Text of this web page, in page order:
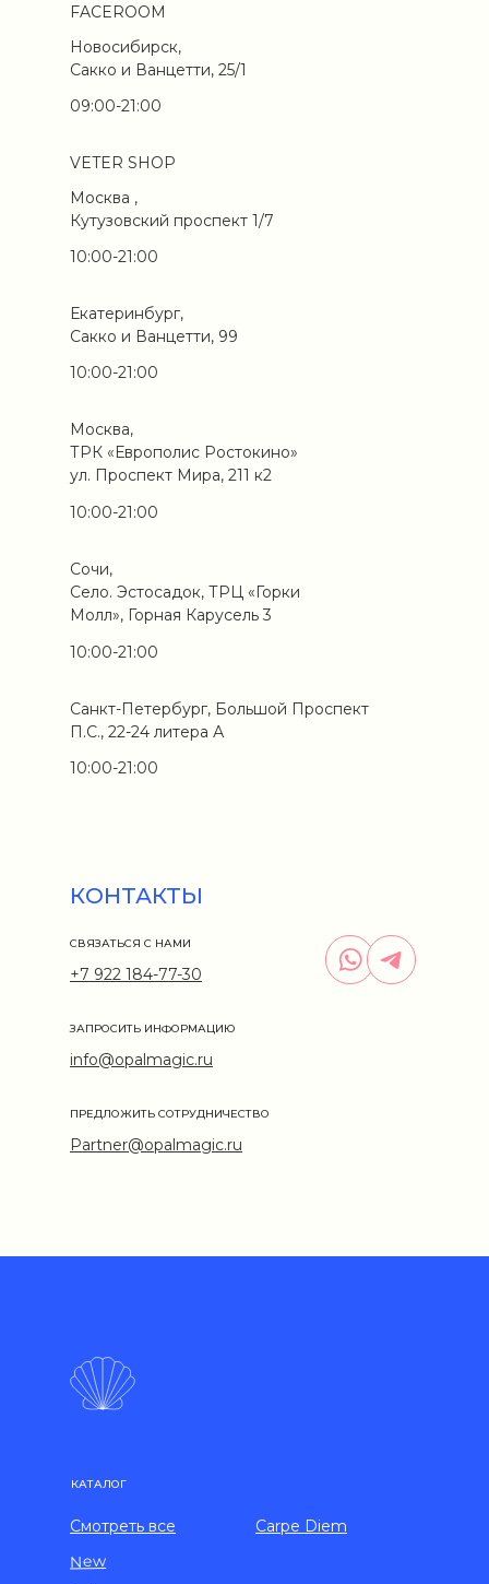
10:00-21:00
Санкт-Петербург, Большой Проспект
П.С., 22-24 литера А
10:00-21:00
Сочи,
Село. Эстосадок, ТРЦ «Горки
Молл», Горная Карусель 3
10:00-21:00
Москва,
ТРК «Европолис Ростокино»
ул. Проспект Мира, 211 к2
10:00-21:00
Екатеринбург,
Сакко и Ванцетти, 99
FACEROOM
Новосибирск,
Сакко и Ванцетти, 25/1
09:00-21:00
VETER SHOP
Москва ,
Кутузовский проспект 1/7
10:00-21:00
КОНТАКТЫ
info@opalmagic.ru
+7 922 184-77-30
СВЯЗАТЬСЯ С НАМИ
ЗАПРОСИТЬ ИНФОРМАЦИЮ
Partner@opalmagic.ru
ПРЕДЛОЖИТЬ СОТРУДНИЧЕСТВО
КАТАЛОГ
Carpe Diem
Смотреть все
New